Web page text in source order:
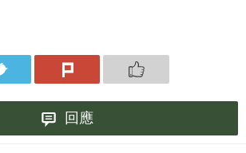
回應